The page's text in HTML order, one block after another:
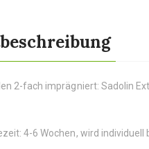
2-fach imprägniert: Sadolin
4-6 Wochen, wird individuell